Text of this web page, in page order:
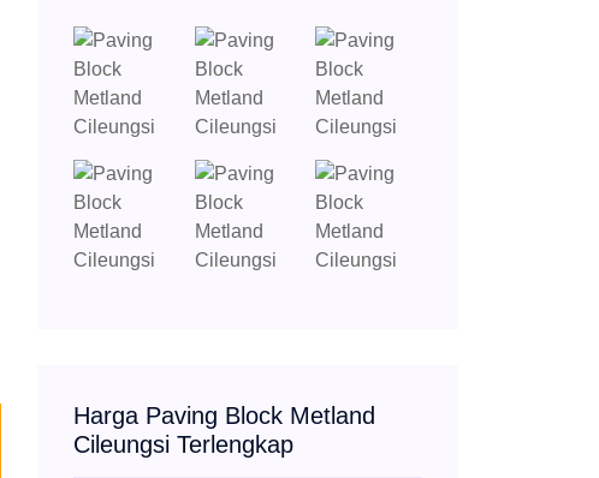
Harga Paving Block Metland
Cileungsi Terlengkap